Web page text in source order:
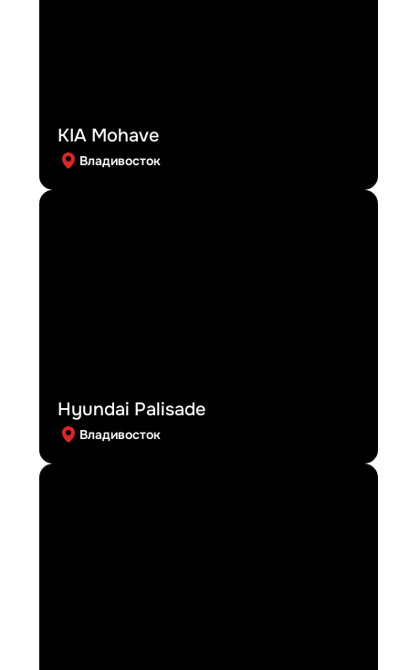
KIA Mohave
Владивосток
Hyundai Palisade
Владивосток